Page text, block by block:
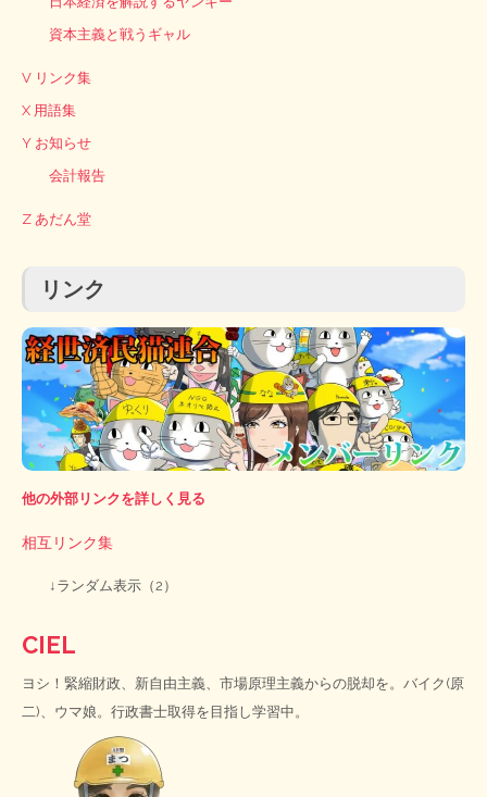
資本主義と戦うギャル
V リンク集
X 用語集
Y お知らせ
会計報告
Z あだん堂
リンク
他の外部リンクを詳しく見る
相互リンク集
↓ランダム表示（2）
CIEL
ヨシ！緊縮財政、新自由主義、市場原理主義からの脱却を。バイク(原
二)、ウマ娘。行政書士取得を目指し学習中。